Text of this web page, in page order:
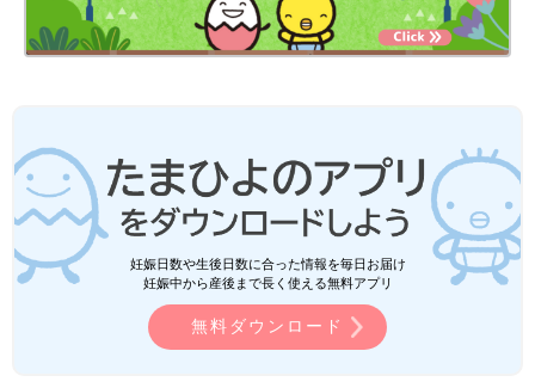
妊娠日数や生後日数に合った情報を毎日お届け
妊娠中から産後まで長く使える無料アプリ
無料ダウンロード